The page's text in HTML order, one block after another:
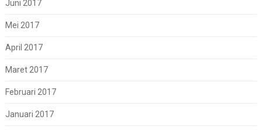
Juni 2017
Mei 2017
April 2017
Maret 2017
Februari 2017
Januari 2017